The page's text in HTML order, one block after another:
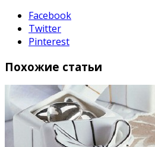
Facebook
Twitter
Pinterest
Похожие статьи